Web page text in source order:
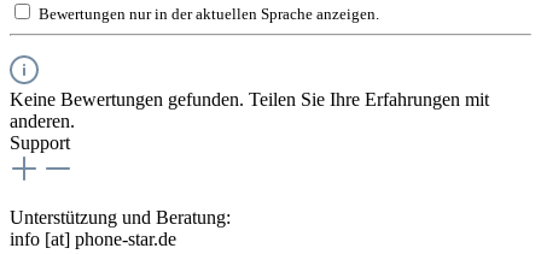
Bewertungen nur in der aktuellen Sprache anzeigen.
Keine Bewertungen gefunden. Teilen Sie Ihre Erfahrungen mit
anderen.
Support
Unterstützung und Beratung:
info [at] phone-star.de